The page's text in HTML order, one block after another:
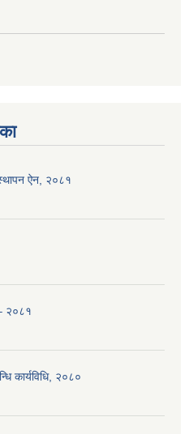
ऐन, २०८१
– २०८१
कार्यविधि, २०८०